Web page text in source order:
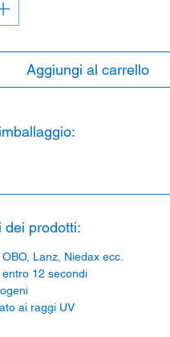
Aggiungi al carrello
dei prodotti:
Lanz, Niedax ecc.
12 secondi
ai raggi UV